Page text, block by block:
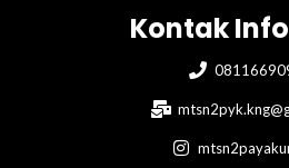
Kontak